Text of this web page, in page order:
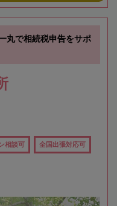
丸で相続税申告をサポ
相談可 全国出張対応可